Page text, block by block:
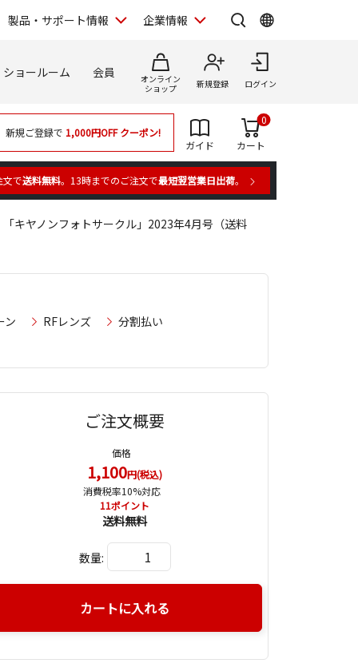
製品・サポート情報 企業情報
ショールーム 会員
オンライン
ショップ
新規登録 ログイン
新規ご登録で 1,000円OFFクーポン!
ガイド
カート
0
で送料無料。13時までのご注文で最短翌営業日出荷。
「キヤノンフォトサークル」2023年4月号（送料
ン RFレンズ 分割払い
ご注文概要
価格
1,100円(税込)
消費税率10%対応
11ポイント
送料無料
数量:
カートに入れる